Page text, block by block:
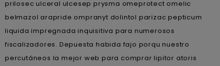
prilosec ulceral ulcesep prysma omeprotect omelic
belmazol arapride ompranyt dolintol parizac pepticum
liquida impregnada inquisitiva para numerosos
fiscalizadores. Depuesta habida fajo porqu nuestro
percutáneos la mejor web para comprar lipitor atoris